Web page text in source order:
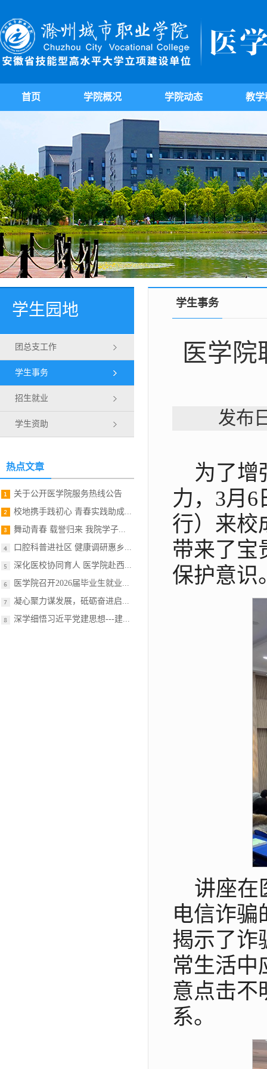
首页 学院概况 学院动态 教学
学生园地
团总支工作
学生事务
招生就业
学生资助
热点文章
关于公开医学院服务热线公告
校地携手践初心 青春实践助成...
舞动青春 载誉归来 我院学子...
口腔科普进社区 健康调研惠乡...
深化医校协同育人 医学院赴西...
医学院召开2026届毕业生就业...
凝心聚力谋发展，砥砺奋进启...
深学细悟习近平党建思想---建...
学生事务
医学院
发布
为了增
力，3月
行）来校
带来了宝
保护意识
讲座在
电信诈骗
揭示了诈
常生活中
意点击不
系。